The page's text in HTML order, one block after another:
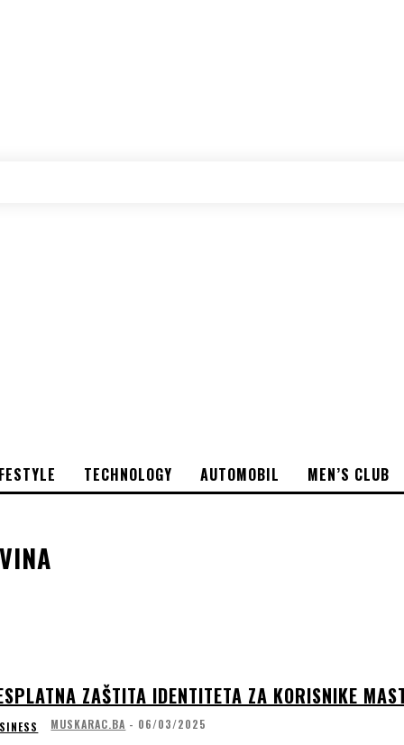
TECHNOLOGY AUTOMOBIL MEN’S CLUB
ZAŠTITA IDENTITETA ZA KORISNIKE
MUSKARAC.BA - 06/03/2025